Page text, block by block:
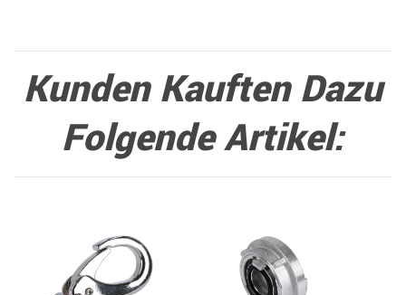
Kunden Kauften Dazu
Folgende Artikel: